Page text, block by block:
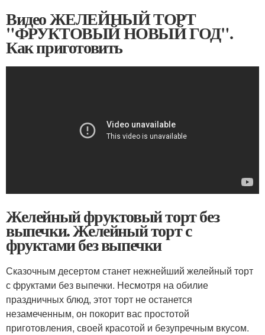
Видео ЖЕЛЕЙНЫЙ ТОРТ
"ФРУКТОВЫЙ НОВЫЙ ГОД".
Как приготовить
Желейный фруктовый торт без
выпечки. Желейный торт с
фруктами без выпечки
Сказочным десертом станет нежнейший желейный торт
с фруктами без выпечки. Несмотря на обилие
праздничных блюд, этот торт не останется
незамеченным, он покорит вас простотой
приготовления, своей красотой и безупречным вкусом.